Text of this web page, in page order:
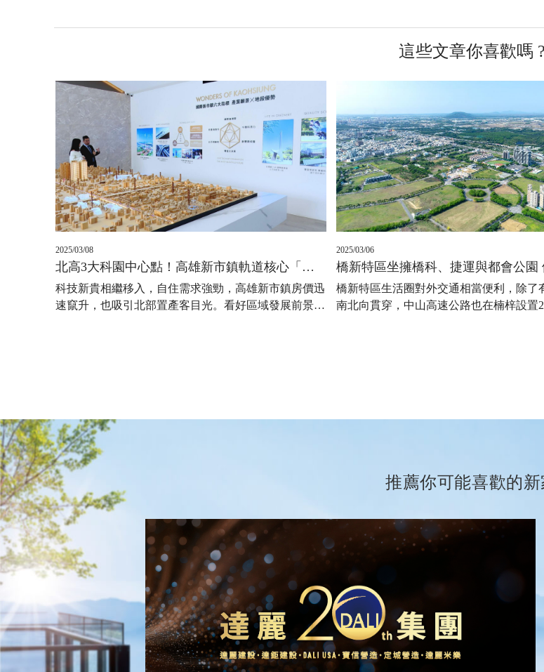
這些文章你喜歡嗎 ?
2025/03/08
北高3大科園中心點！高雄新市鎮軌道核心「達麗世界學」宜業宜居
科技新貴相繼移入，自住需求強勁，高雄新市鎮房價迅
速竄升，也吸引北部置產客目光。看好區域發展前景…
2025/03/06
橋新特區生活圈對外交通相當便利，除了
南北向貫穿，中山高速公路也在楠梓設置
推薦你可能喜歡的新